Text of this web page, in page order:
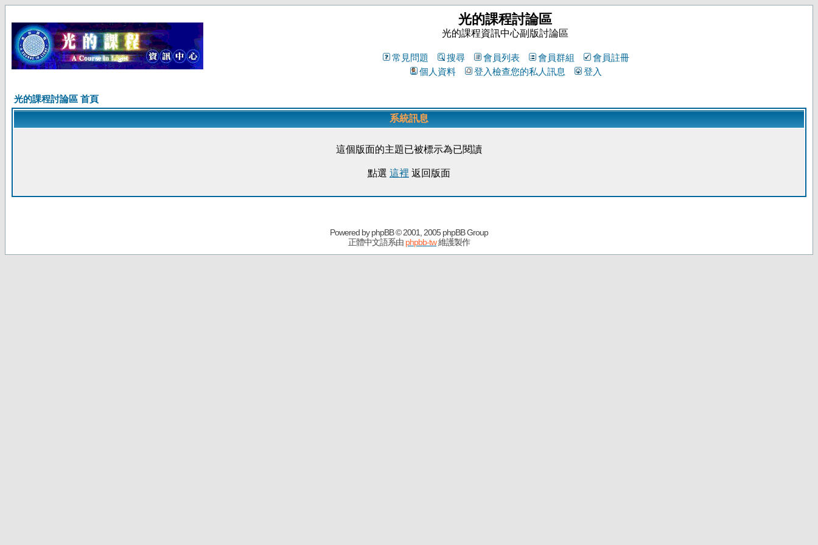
光的課程討論區
光的課程資訊中心副版討論區
常見問題 搜尋 會員列表 會員群組
會員註冊
個人資料
登入檢查您的私人訊息 登入
光的課程討論區 首頁
系統訊息
這個版面的主題已被標示為已閱讀
點選 這裡 返回版面
Powered byphpBB© 2001, 2005 phpBB Group
正體中文語系由 phpbb-tw維護製作